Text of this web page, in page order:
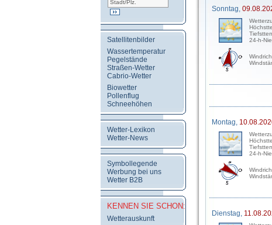
Satellitenbilder
Wassertemperatur
Pegelstände
Straßen-Wetter
Cabrio-Wetter
Biowetter
Pollenflug
Schneehöhen
Wetter-Lexikon
Wetter-News
Symbollegende
Werbung bei uns
Wetter B2B
KENNEN SIE SCHON:
Wetterauskunft
Sonntag,
24-h-
Montag,
24-h-
Dienstag,